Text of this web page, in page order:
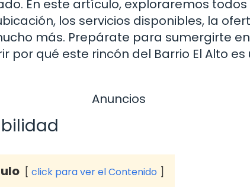
En este artículo, exploraremos
los servicios disponibles, la
más. Prepárate para sumergirte
por qué este rincón del Barrio El Alto
Anuncios
click para ver el Contenido